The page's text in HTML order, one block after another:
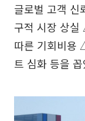
글로벌 고객
구적 시장 상
따른 기회비용
트 심화 등을